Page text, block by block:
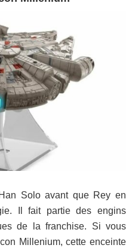
Solo avant que Rey en
Il fait partie des engins
de la franchise. Si vous
Millenium, cette enceinte